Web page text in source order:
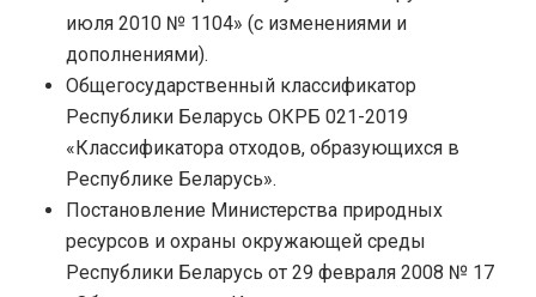
июля 2010 № 1104» (с изменениями и
дополнениями).
Общегосударственный классификатор
Республики Беларусь ОКРБ 021-2019
«Классификатора отходов, образующихся в
Республике Беларусь».
Постановление Министерства природных
ресурсов и охраны окружающей среды
Республики Беларусь от 29 февраля 2008 № 17